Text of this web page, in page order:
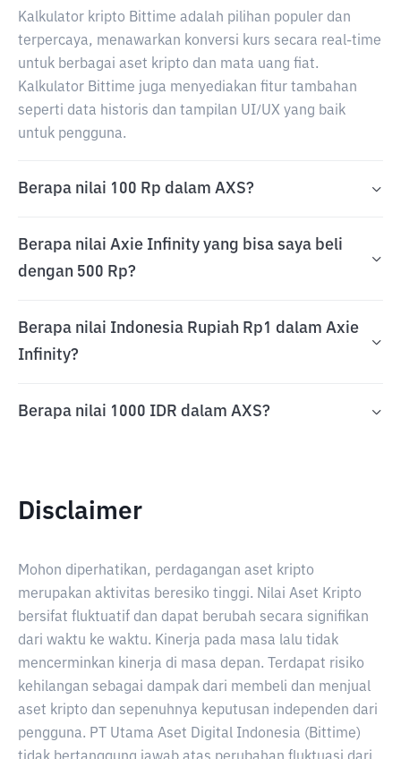
Kalkulator kripto Bittime adalah pilihan populer dan
terpercaya, menawarkan konversi kurs secara real-time
untuk berbagai aset kripto dan mata uang fiat.
Kalkulator Bittime juga menyediakan fitur tambahan
seperti data historis dan tampilan UI/UX yang baik
untuk pengguna.
Berapa nilai 100 Rp dalam AXS?
Berapa nilai Axie Infinity yang bisa saya beli
dengan 500 Rp?
Berapa nilai Indonesia Rupiah Rp1 dalam Axie
Infinity?
Berapa nilai 1000 IDR dalam AXS?
Disclaimer
Mohon diperhatikan, perdagangan aset kripto
merupakan aktivitas beresiko tinggi. Nilai Aset Kripto
bersifat fluktuatif dan dapat berubah secara signifikan
dari waktu ke waktu. Kinerja pada masa lalu tidak
mencerminkan kinerja di masa depan. Terdapat risiko
kehilangan sebagai dampak dari membeli dan menjual
aset kripto dan sepenuhnya keputusan independen dari
pengguna. PT Utama Aset Digital Indonesia (Bittime)